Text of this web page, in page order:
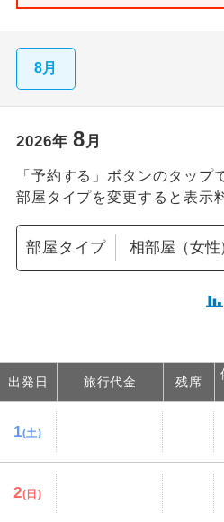
8月
2026年 8月
「予約する」ボタンのタップ
部屋タイプを変更すると表示
部屋タイプ
出発日 旅行代金 残席
1(土)
2(日)